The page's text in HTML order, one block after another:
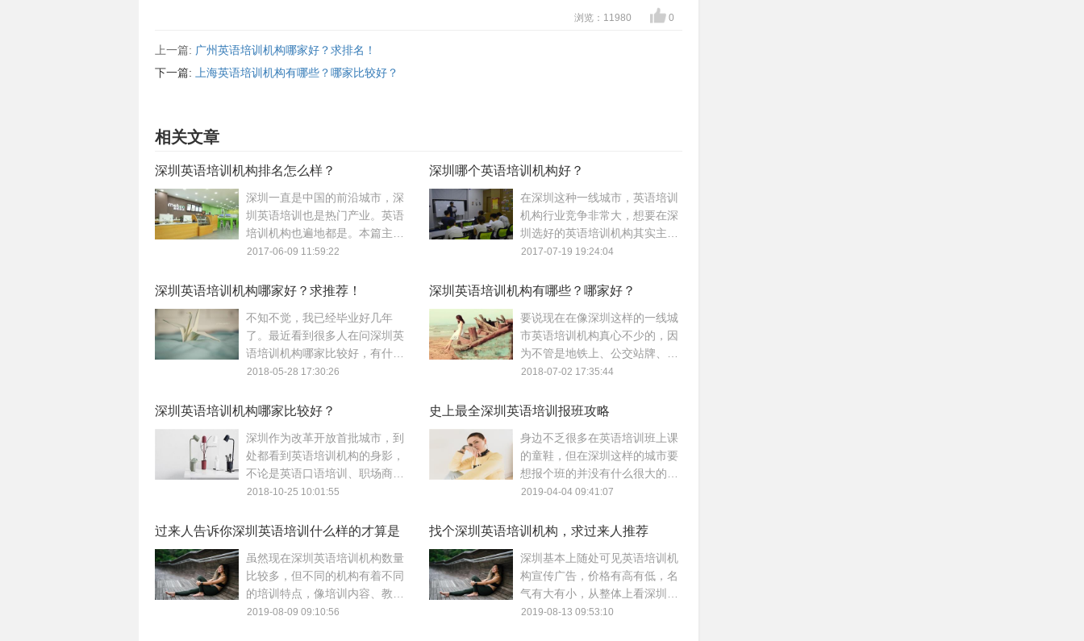
浏览：11980 0
上一篇: 广州英语培训机构哪家好？求排名！
下一篇:
上海英语培训机构有哪些？哪家比较好？
相关文章
深圳英语培训机构排名怎么样？
深圳一直是中国的前沿城市，深
圳英语培训也是热门产业。英语
培训机构也遍地都是。本篇主要
介绍深圳英语培训机构排名以及
阐述和评价的信息。
2017-06-09 11:59:22
深圳哪个英语培训机构好？
在深圳这种一线城市，英语培训
机构行业竞争非常大，想要在深
圳选好的英语培训机构其实主要
看你自己想提高什么？本篇主要
料及评价。
2017-07-19 19:24:04
深圳英语培训机构哪家好？求推荐！
不知不觉，我已经毕业好几年
了。最近看到很多人在问深圳英
语培训机构哪家比较好，有什么
好的推荐吗等等之类的问题，说
几年了，对于这里的英语培训机
2018-05-28 17:30:26
深圳英语培训机构有哪些？哪家好？
要说现在在像深圳这样的一线城
市英语培训机构真心不少的，因
为不管是地铁上、公交站牌、还
是商场广告牌等地方都随处可见
宣传语。
2018-07-02 17:35:44
深圳英语培训机构哪家比较好？
深圳作为改革开放首批城市，到
处都看到英语培训机构的身影，
不论是英语口语培训、职场商
务、出国留学等等，培训内容涉
培训机构特性深入对比了解。
2018-10-25 10:01:55
史上最全深圳英语培训报班攻略
身边不乏很多在英语培训班上课
的童鞋，但在深圳这样的城市要
想报个班的并没有什么很大的难
度的，据度娘介绍整个深圳上下
之前我也大致的去了解过，对于
名，笔者今天在这里说说我个人
的看法。
2019-04-04 09:41:07
过来人告诉你深圳英语培训什么样的才算是
比较好的
虽然现在深圳英语培训机构数量
比较多，但不同的机构有着不同
的培训特点，像培训内容、教学
模式以及培训价格等都是机构相
2019-08-09 09:10:56
找个深圳英语培训机构，求过来人推荐
深圳基本上随处可见英语培训机
构宣传广告，价格有高有低，名
气有大有小，从整体上看深圳英
语培训机构市场并非很透明，因
2019-08-13 09:53:10